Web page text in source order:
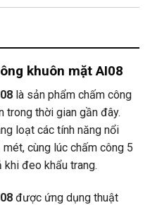
khuôn mặt AI08
là sản phẩm chấm công
trong thời gian gần đây.
loạt các tính năng nổi
cùng lúc chấm công 5
khi đeo khẩu trang.
được ứng dụng thuật